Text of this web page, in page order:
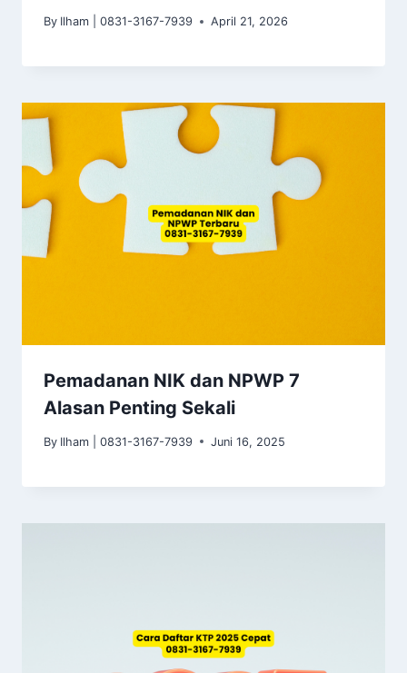
By Ilham | 0831-3167-7939 April 21, 2026
Pemadanan NIK dan NPWP 7
Alasan Penting Sekali
By Ilham | 0831-3167-7939 Juni 16, 2025